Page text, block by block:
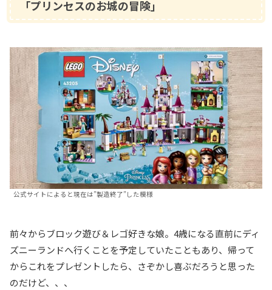
「プリンセスのお城の冒険」
公式サイトによると現在は”製造終了”した模様
前々からブロック遊び＆レゴ好きな娘。4歳になる直前にディ
ズニーランドへ行くことを予定していたこともあり、帰って
からこれをプレゼントしたら、さぞかし喜ぶだろうと思った
のだけど、、、